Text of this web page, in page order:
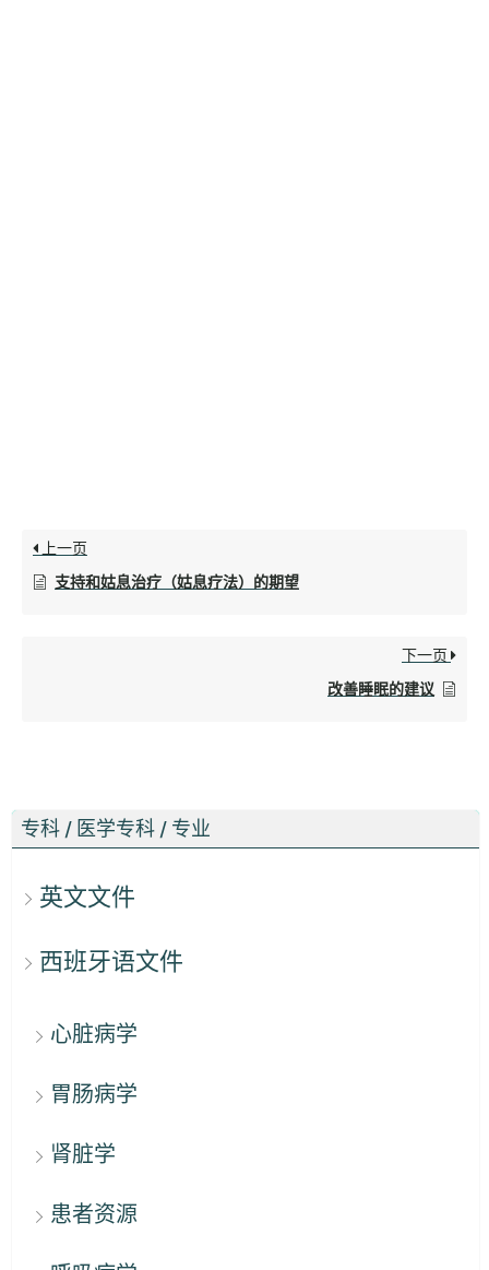
专科 / 医学专科 / 专业
英文文件
西班牙语文件
心脏病学
胃肠病学
肾脏学
患者资源
上一页
支持和姑息治疗（姑息疗法）的期望
下一页
改善睡眠的建议